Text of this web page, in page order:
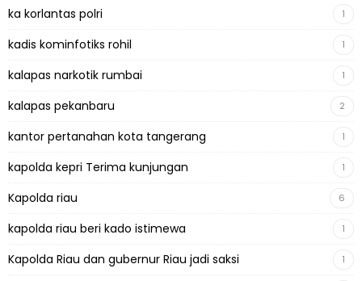
ka korlantas polri 1
kadis kominfotiks rohil 1
kalapas narkotik rumbai 1
kalapas pekanbaru 2
kantor pertanahan kota tangerang 1
kapolda kepri Terima kunjungan 1
Kapolda riau 6
kapolda riau beri kado istimewa 1
Kapolda Riau dan gubernur Riau jadi saksi 1